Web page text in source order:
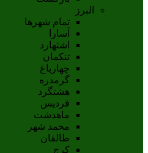
البرز
تمام شهر‌ها
آسارا
اشتهارد
تنکمان
چهارباغ
گرمدره
هشتگرد
فردیس
ماهدشت
محمد شهر
طالقان
کرج